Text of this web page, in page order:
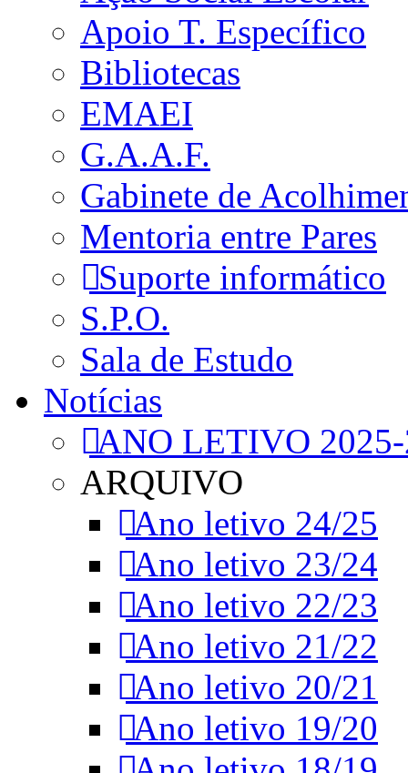
Apoio T. Específico
Bibliotecas
EMAEI
G.A.A.F.
Gabinete de
Mentoria entre Pares
Suporte informático
S.P.O.
Sala de Estudo
Notícias
ANO LETIVO
ARQUIVO
Ano letivo 24/25
Ano letivo 23/24
Ano letivo 22/23
Ano letivo 21/22
Ano letivo 20/21
Ano letivo 19/20